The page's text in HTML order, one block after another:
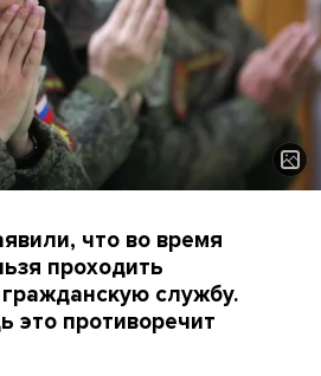
что во время
проходить
службу.
это противоречит